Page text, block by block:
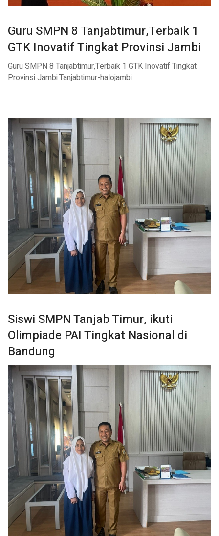
Guru SMPN 8 Tanjabtimur,Terbaik 1
GTK Inovatif Tingkat Provinsi Jambi
Guru SMPN 8 Tanjabtimur,Terbaik 1 GTK Inovatif Tingkat
Provinsi JambiTanjabtimur-halojambi
Siswi SMPN Tanjab Timur, ikuti
Olimpiade PAI Tingkat Nasional di
Bandung